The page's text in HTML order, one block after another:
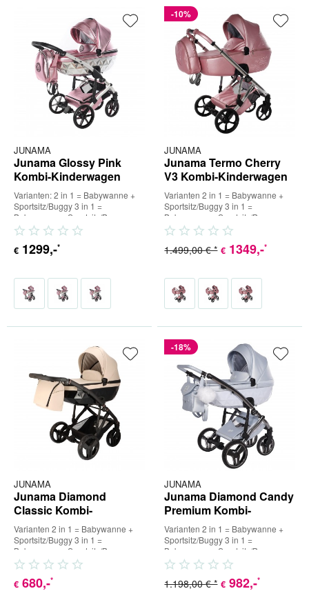
JUNAMA
Junama Glossy Pink
Kombi-Kinderwagen
Varianten: 2 in 1 = Babywanne +
Sportsitz/Buggy 3 in 1 =
Babywanne + Sportsitz/Buggy +
Babyschale (inkl. Adapter) 4...
€ 1299,-*
-10%
JUNAMA
Junama Termo Cherry
V3 Kombi-Kinderwagen
Varianten 2 in 1 = Babywanne +
Sportsitz/Buggy 3 in 1 =
Babywanne + Sportsitz/Buggy +
Babyschale (inkl. Adapter) 4 in...
€ 1349,-*
1.499,00 € *
JUNAMA
Junama Diamond
Classic Kombi-
Kinderwagen
Varianten 2 in 1 = Babywanne +
Sportsitz/Buggy 3 in 1 =
Babywanne + Sportsitz/Buggy +
Babyschale (inkl. Adapter) 4 in...
€ 680,-*
-18%
JUNAMA
Junama Diamond Candy
Premium Kombi-
Kinderwagen
Varianten 2 in 1 = Babywanne +
Sportsitz/Buggy 3 in 1 =
Babywanne + Sportsitz/Buggy +
Babyschale (inkl. Adapter) 4 in...
€ 982,-*
1.198,00 € *